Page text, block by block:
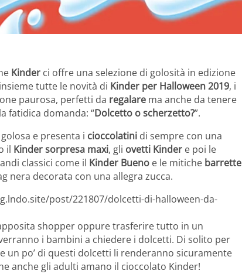
Kinder ci offre una selezione di golosità in edizione
tutte le novità di Kinder per Halloween 2019, i
paurosa, perfetti da regalare ma anche da tenere
fatidica domanda: “Dolcetto o scherzetto?”.
e presenta i cioccolatini di sempre con una
il Kinder sorpresa maxi, gli ovetti Kinder e poi le
classici come il Kinder Bueno e le mitiche barrette
nera decorata con una allegra zucca.
post/221807/dolcetti-di-halloween-da-
shopper oppure trasferire tutto in un
i bambini a chiedere i dolcetti. Di solito per
un po’ di questi dolcetti li renderanno sicuramente
anche gli adulti amano il cioccolato Kinder!